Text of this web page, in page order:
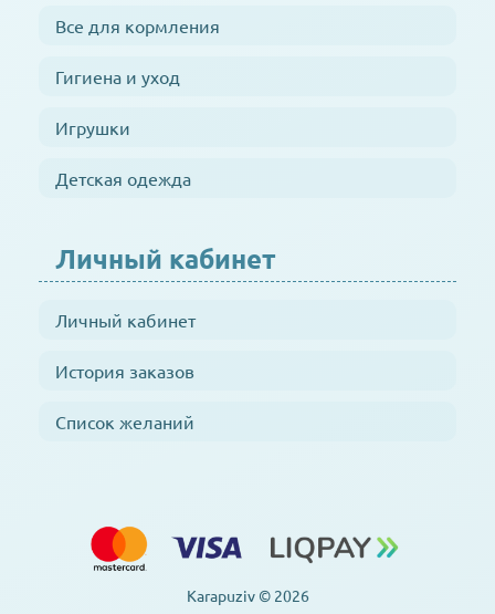
Все для кормления
Гигиена и уход
Игрушки
Детская одежда
Личный кабинет
Личный кабинет
История заказов
Список желаний
Karapuziv © 2026